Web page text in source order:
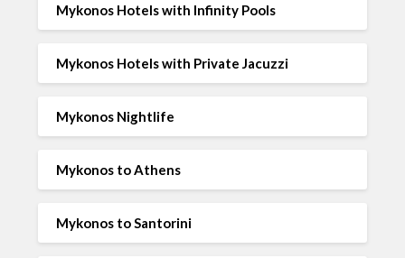
Mykonos Hotels with Infinity Pools
Mykonos Hotels with Private Jacuzzi
Mykonos Nightlife
Mykonos to Athens
Mykonos to Santorini